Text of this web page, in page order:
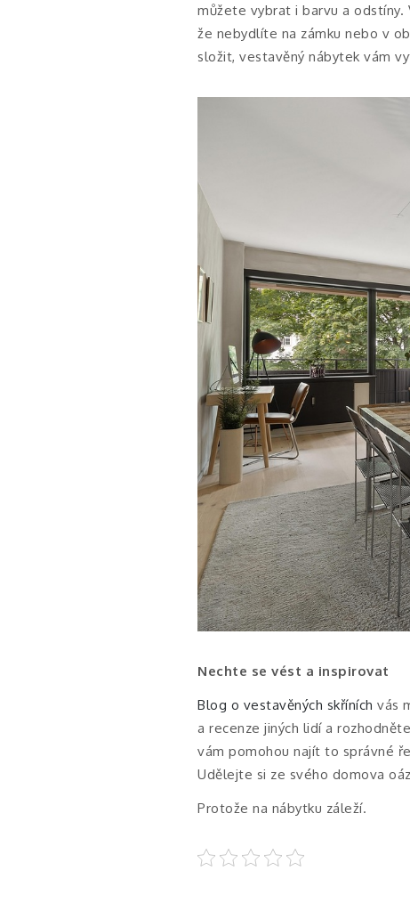
můžete vybrat i barvu a odstíny.
že nebydlíte na zámku nebo v
složit, vestavěný nábytek vám
Nechte se vést a inspirovat
Blog o vestavěných skříních vás
a recenze jiných lidí a
vám pomohou najít to správné
Udělejte si ze svého domova
Protože na nábytku záleží.